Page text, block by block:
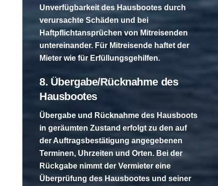
Unverfügbarkeit des Hausbootes durch
verursachte Schäden und bei
Haftpflichtansprüchen von Mitreisenden
untereinander. Für Mitreisende haftet der
Mieter wie für Erfüllungsgehilfen.
8. Übergabe/Rücknahme des
Hausbootes
Übergabe und Rücknahme des Hausboots
in geräumten Zustand erfolgt zu den auf
der Auftragsbestätigung angegebenen
Terminen, Uhrzeiten und Orten. Bei der
Rückgabe nimmt der Vermieter eine
Überprüfung des Hausbootes und seiner